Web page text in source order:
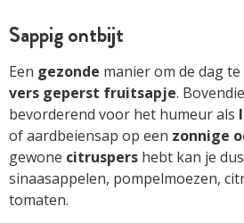
Sappig ontbijt
Een gezonde manier om de dag
vers geperst fruitsapje.
bevorderend voor het humeur als
of aardbeiensap op een zonnige
gewone citruspers hebt kan je
sinaasappelen, pompelmoezen,
tomaten.